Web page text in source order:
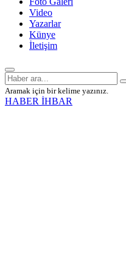
Video
Yazarlar
Künye
İletişim
Aramak için bir kelime yazınız.
HABER İHBAR